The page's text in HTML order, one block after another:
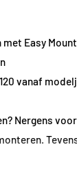
Easy
vanaf
Nergens